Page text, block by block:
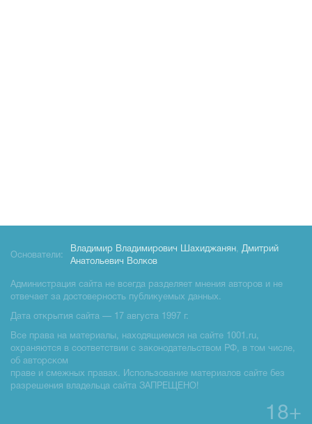
Основатели:
Владимир Владимирович Шахиджанян, Дмитрий
Анатольевич Волков
Администрация сайта не всегда разделяет мнения авторов и не
отвечает за достоверность публикуемых данных.
Дата открытия сайта — 17 августа 1997 г.
Все права на материалы, находящиемся на сайте 1001.ru,
охраняются в соответствии с законодательством РФ, в том числе,
об авторском
праве и смежных правах. Использование материалов сайте без
разрешения владельца сайта ЗАПРЕЩЕНО!
18+